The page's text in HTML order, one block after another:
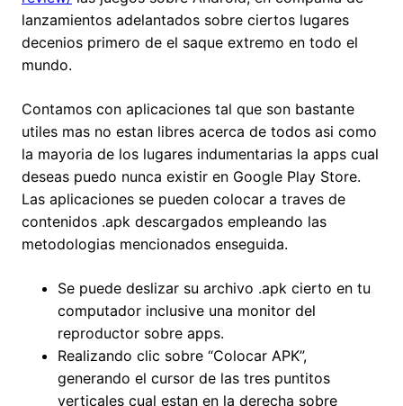
lanzamientos adelantados sobre ciertos lugares
decenios primero de el saque extremo en todo el
mundo.
Contamos con aplicaciones tal que son bastante
utiles mas no estan libres acerca de todos asi­ como
la mayori­a de los lugares indumentarias la apps cual
deseas puedo nunca existir en Google Play Store.
Las aplicaciones se pueden colocar a traves de
contenidos .apk descargados empleando las
metodologias mencionados enseguida.
Se puede deslizar su archivo .apk cierto en tu
computador inclusive una monitor del
reproductor sobre apps.
Realizando clic sobre “Colocar APK”,
generando el cursor de las tres puntitos
verticales cual estan en la derecha sobre